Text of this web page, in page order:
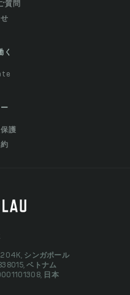
質問
く
護
シンガポール
ベトナム
日本